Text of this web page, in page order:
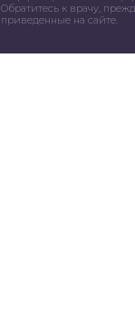
Обратитесь к врачу,
приведенные на сайте.